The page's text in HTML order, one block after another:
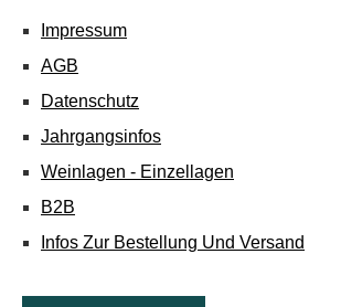
Impressum
AGB
Datenschutz
Jahrgangsinfos
Weinlagen - Einzellagen
B2B
Infos Zur Bestellung Und Versand